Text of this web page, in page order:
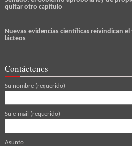
quitar otro capítulo
Nuevas evidencias científicas reivindican
lácteos
Contáctenos
Su nombre (requerido)
Su e-mail (requerido)
Asunto